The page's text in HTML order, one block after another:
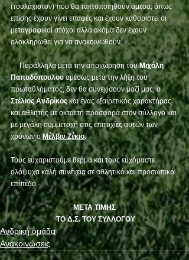
(τουλάχιστον) που θα τακτοποιηθούν άμεσα, όπως
επίσης έχουν γίνει επαφές και έχουν καθοριστεί οι
μεταγραφικοί στόχοι αλλά ακόμα δεν έχουν
ολοκληρωθεί για να ανακοινωθούν.
Παράλληλα μετά την αποχώρηση του Μιχάλη
Παπαδόπουλου αμέσως μετά την λήξη του
πρωταθλήματος, δεν θα συνεχίσουν μαζί μας, ο
Στέλιος Ανδρίκος και ένας εξαιρετικός χαρακτήρας
και αθλητής με οκταετή προσφορά στον σύλλογο και
με μεγάλη συμμετοχή στις επιτυχίες αυτών των
χρόνων ο Μέλβιν Ζέκιο.
Τους ευχαριστούμε θερμά και τους ευχόμαστε
ολόψυχα καλή συνέχεια σε αθλητικό και προσωπικό
επίπεδο.-
ΜΕΤΑ ΤΙΜΗΣ
ΤΟ Δ.Σ. ΤΟΥ ΣΥΛΛΟΓΟΥ
Ανδρική ομάδα
Ανακοινώσεις